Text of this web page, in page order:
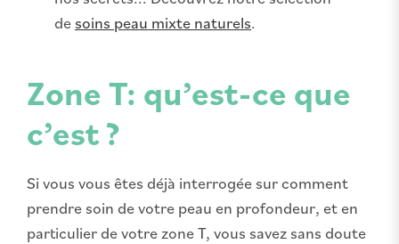
desoins peau mixte naturels.
Zone T: qu’est-ce que
c’est ?
Si vous vous êtes déjà interrogée sur comment
prendre soin de votre peau en profondeur, et en
particulier de votre zone T, vous savez sans doute